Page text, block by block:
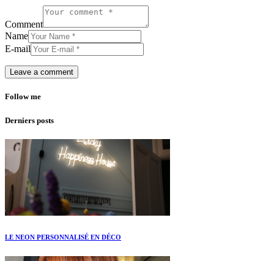
Comment
Name
E-mail
Follow me
Derniers posts
LE NEON PERSONNALISÉ EN DÉCO